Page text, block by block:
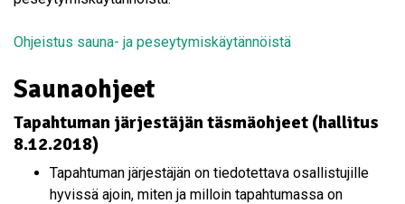
Ohjeistus sauna- ja peseytymiskäytännöistä
Saunaohjeet
Tapahtuman järjestäjän täsmäohjeet (hallitus
8.12.2018)
Tapahtuman järjestäjän on tiedotettava osallistujille
hyvissä ajoin, miten ja milloin tapahtumassa on